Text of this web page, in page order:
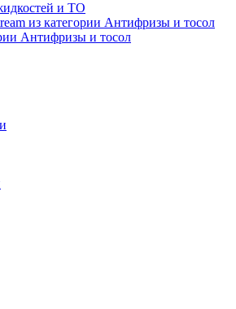
и ТО
из категории Антифризы и тосол
Антифризы и тосол